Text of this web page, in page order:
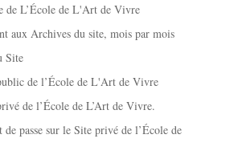
de L’École de L'Art de Vivre
aux Archives du site, mois par mois
Site
de l’École de L'Art de Vivre
de l’École de L’Art de Vivre.
passe sur le Site privé de l’École de